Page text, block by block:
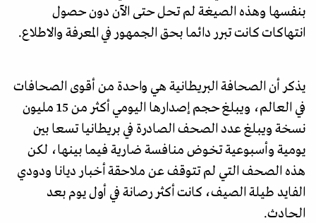
بنفسها وهذه الصيغة لم تحل حتى الآن دون حصول
انتهاكات كانت تبرر دائما بحق الجمهور في المعرفة والاطلاع.
يذكر أن الصحافة البريطانية هي واحدة من أقوى الصحافات
في العالم، ويبلغ حجم إصدارها اليومي أكثر من 15 مليون
نسخة ويبلغ عدد الصحف الصادرة في بريطانيا تسعا بين
يومية وأسبوعية تخوض منافسة ضارية فيما بينها، لكن
هذه الصحف التي لم تتوقف عن ملاحقة أخبار ديانا ودودي
الفايد طيلة الصيف، كانت أكثر رصانة في أول يوم بعد
الحادث.